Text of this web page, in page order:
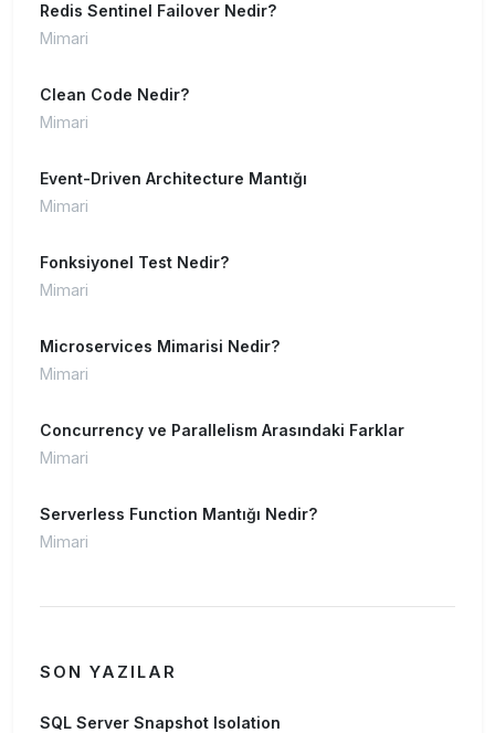
Redis Sentinel Failover Nedir?
Mimari
Clean Code Nedir?
Mimari
Event-Driven Architecture Mantığı
Mimari
Fonksiyonel Test Nedir?
Mimari
Microservices Mimarisi Nedir?
Mimari
Concurrency ve Parallelism Arasındaki Farklar
Mimari
Serverless Function Mantığı Nedir?
Mimari
SON YAZILAR
SQL Server Snapshot Isolation